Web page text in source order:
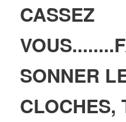
CASSEZ
SONNER
CLOCHES,